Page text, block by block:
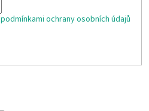
podmínkami ochrany osobních údajů